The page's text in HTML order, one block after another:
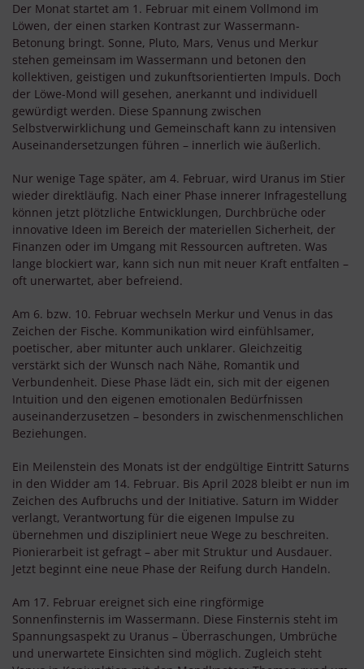
Der Monat startet am 1. Februar mit einem Vollmond im
Löwen, der einen starken Kontrast zur Wassermann-
Betonung bringt. Sonne, Pluto, Mars, Venus und Merkur
stehen gemeinsam im Wassermann und betonen den
kollektiven, geistigen und zukunftsorientierten Impuls. Doch
der Löwe-Mond will gesehen, anerkannt und individuell
gewürdigt werden. Diese Spannung zwischen
Selbstverwirklichung und Gemeinschaft kann zu intensiven
Auseinandersetzungen führen – innerlich wie äußerlich.
Nur wenige Tage später, am 4. Februar, wird Uranus im Stier
wieder direktläufig. Nach einer Phase innerer Infragestellung
können jetzt plötzliche Entwicklungen, Durchbrüche oder
innovative Ideen im Bereich der materiellen Sicherheit, der
Finanzen oder im Umgang mit Ressourcen auftreten. Was
lange blockiert war, kann sich nun mit neuer Kraft entfalten –
oft unerwartet, aber befreiend.
Am 6. bzw. 10. Februar wechseln Merkur und Venus in das
Zeichen der Fische. Kommunikation wird einfühlsamer,
poetischer, aber mitunter auch unklarer. Gleichzeitig
verstärkt sich der Wunsch nach Nähe, Romantik und
Verbundenheit. Diese Phase lädt ein, sich mit der eigenen
Intuition und den eigenen emotionalen Bedürfnissen
auseinanderzusetzen – besonders in zwischenmenschlichen
Beziehungen.
Ein Meilenstein des Monats ist der endgültige Eintritt Saturns
in den Widder am 14. Februar. Bis April 2028 bleibt er nun im
Zeichen des Aufbruchs und der Initiative. Saturn im Widder
verlangt, Verantwortung für die eigenen Impulse zu
übernehmen und diszipliniert neue Wege zu beschreiten.
Pionierarbeit ist gefragt – aber mit Struktur und Ausdauer.
Jetzt beginnt eine neue Phase der Reifung durch Handeln.
Am 17. Februar ereignet sich eine ringförmige
Sonnenfinsternis im Wassermann. Diese Finsternis steht im
Spannungsaspekt zu Uranus – Überraschungen, Umbrüche
und unerwartete Einsichten sind möglich. Zugleich steht